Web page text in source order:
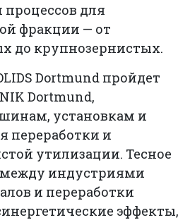
для
фракции — от
до крупнозернистых.
Dortmund пройдет
Dortmund,
установкам и
переработки и
утилизации. Тесное
между индустриями
и переработки
эффекты,